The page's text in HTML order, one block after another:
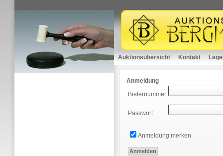
Auktionsübersicht Kontakt
Anmeldung
Bieternummer
Passwort
Anmeldung merken